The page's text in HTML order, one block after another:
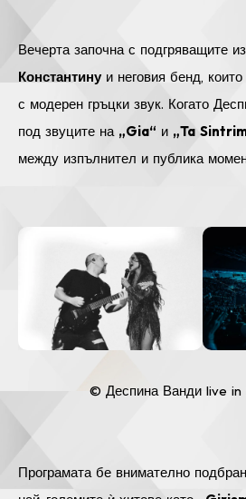
Вечерта започна с подгряващите
Константину и неговия бенд,
с модерен гръцки звук. Когато
под звуците на„Gia“ и „Ta
между изпълнител и публика
© Деспина Ванди live in
Програмата бе внимателно